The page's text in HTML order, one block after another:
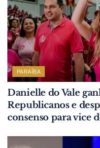
PARAÍBA
Danielle do Vale
Republicanos e
consenso para vice